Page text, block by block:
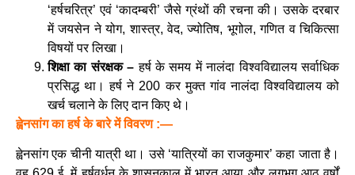
‘हर्षचरित्र’ एवं ‘कादम्बरी’ जैसे ग्रंथों की रचना की। उसके दरबार
में जयसेन ने योग, शास्त्र, वेद, ज्योतिष, भूगोल, गणित व चिकित्सा
विषयों पर लिखा।
शिक्षा का संरक्षक – हर्ष के समय में नालंदा विश्वविद्यालय सर्वाधिक
प्रसिद्ध था। हर्ष ने 200 कर मुक्त गांव नालंदा विश्वविद्यालय को
खर्च चलाने के लिए दान किए थे।
ह्वेनसांग का हर्ष के बारे में विवरण :—
ह्वेनसांग एक चीनी यात्री था। उसे ‘यात्रियों का राजकुमार’ कहा जाता है।